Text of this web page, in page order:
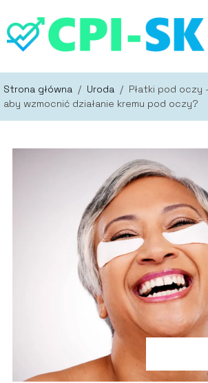
Strona główna / Uroda / Płatki pod oczy
aby wzmocnić działanie kremu pod oczy?